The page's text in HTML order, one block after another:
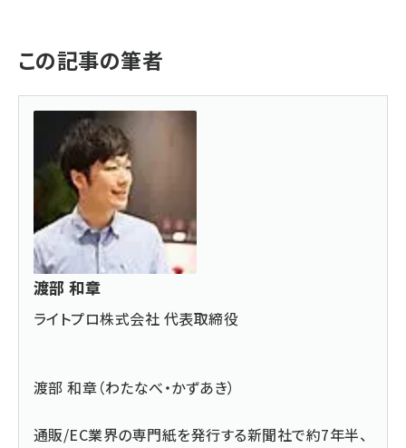
この記事の筆者
渡部 和章
ライトプロ株式会社 代表取締役
渡部 和章（わたなべ・かずあき）
通販/EC業界の専門紙を発行する新聞社で約7年半、